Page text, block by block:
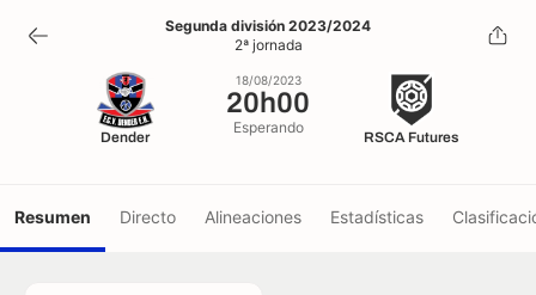
20h00
18/08/2023
Segunda división 2023/2024
2ª jornada
Dender
18/08/2023
20h00
Esperando
RSCA Futures
Resumen Directo Alineaciones Estadísticas